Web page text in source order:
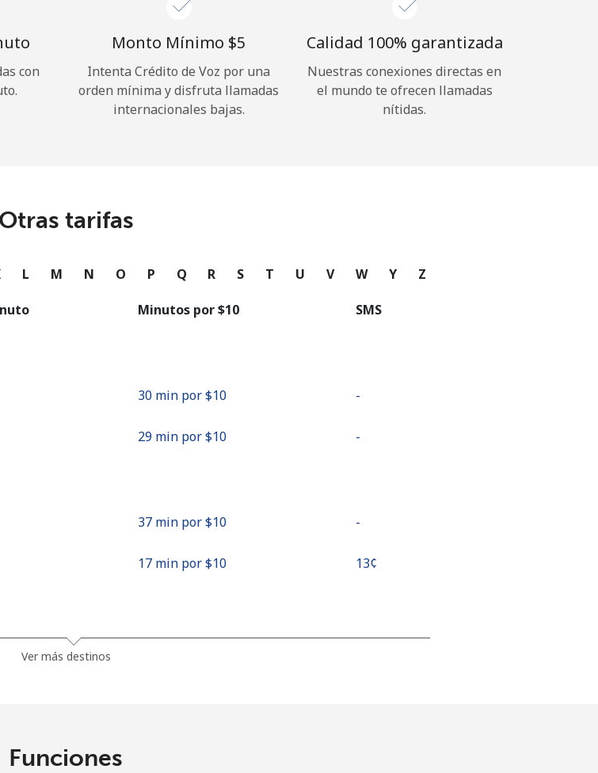
¿Olvidaste tu contraseña? →
Continuar con
con
Monto Mínimo ⁦$5⁩
Intenta Crédito de Voz por una
orden mínima y disfruta llamadas
internacionales bajas.
Calidad 100% garantizada
Nuestras conexiones directas en
el mundo te ofrecen llamadas
nítidas.
Otras tarifas
L M N O P Q R S T U V W Y Z
Minutos por ⁦$10⁩ SMS
30 min por ⁦$10⁩ -
29 min por ⁦$10⁩ -
37 min por ⁦$10⁩ -
17 min por ⁦$10⁩ ⁦13¢⁩
Ver más destinos
Funciones